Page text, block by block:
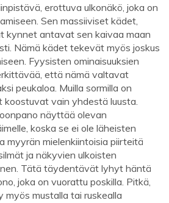
erottuva ulkonäkö, joka on
Sen massiiviset kädet,
kynnet antavat sen kaivaa maan
Nämä kädet tekevät myös joskus
Fyysisten ominaisuuksien
että nämä valtavat
peukaloa. Muilla sormilla on
koostuvat vain yhdestä luusta.
näyttää olevan
koska se ei ole läheisten
myyrän mielenkiintoisia piirteitä
ja näkyvien ulkoisten
Tätä täydentävät lyhyt häntä
joka on vuorattu poskilla. Pitkä,
mustalla tai ruskealla